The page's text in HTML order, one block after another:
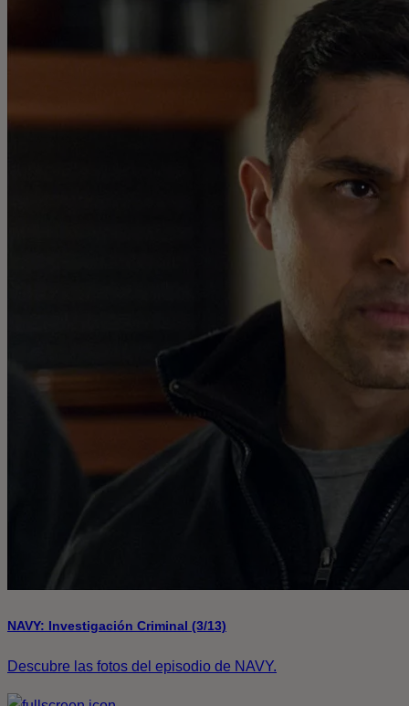
NAVY: Investigación Criminal (3/13)
Descubre las fotos del episodio de NAVY.